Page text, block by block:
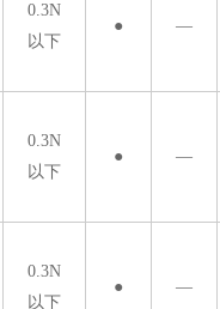
0.3N
以下
● —
0.3N
以下
● —
0.3N
以下
● —